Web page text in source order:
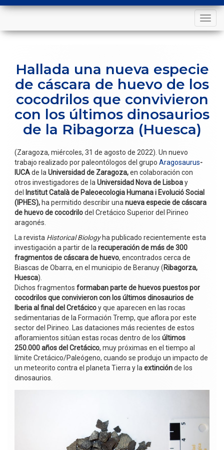
Toggle
navigation
Hallada una nueva especie
de cáscara de huevo de los
cocodrilos que convivieron
con los últimos dinosaurios
de la Ribagorza (Huesca)
(Zaragoza, miércoles, 31 de agosto de 2022). Un nuevo
trabajo realizado por paleontólogos del grupo Aragosaurus-
IUCAde la Universidad de Zaragoza,en colaboración con
otros investigadores de la Universidad Nova de Lisboay
del
Institut Català de Paleoecologia Humana i Evolució Social
(IPHES), ha permitido describir una nueva especie de cáscara
de huevo de cocodrilodel Cretácico Superior del Pirineo
aragonés.
La revista Historical Biology ha publicado recientemente esta
investigación a partir de la recuperación demás de300
fragmentos de cáscara de huevo, encontrados cerca de
Biascas de Obarra, en el municipio de Beranuy (Ribagorza,
Huesca).
Dichos fragmentos formaban parte de huevos puestos por
cocodrilos que convivieron con los últimos dinosaurios de
Iberia al final del Cretácicoy que aparecen en las rocas
sedimentarias de la Formación Tremp, que aflora por este
sector del Pirineo. Las dataciones más recientes de estos
afloramientos sitúan estas rocas dentro de los últimos
250.000 años del Cretácico, muy próximas en el tiempo al
límite Cretácico/Paleógeno, cuando se produjo un impacto de
un meteorito contra el planeta Tierra y la extinciónde los
dinosaurios.